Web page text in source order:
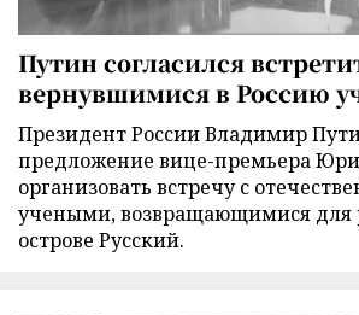
Путин согласился
вернувшимися в Россию
Президент России Владимир
предложение вице-премьера
организовать встречу с
учеными, возвращающимися для
острове Русский.